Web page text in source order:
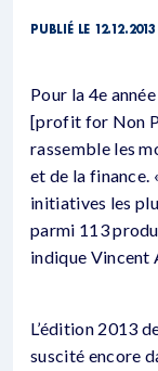
PUBLIÉ LE 12.12.2013
Pour la 4e
[profit for Non
rassemble les
et de la finance.
initiatives les
parmi 113
indique Vincent
L’édition 2013
suscité encore